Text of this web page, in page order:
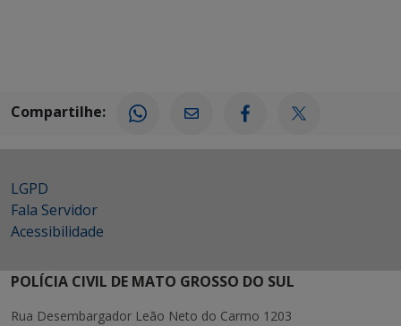
Compartilhe:
LGPD
Fala Servidor
Acessibilidade
POLÍCIA CIVIL DE MATO GROSSO DO SUL
Rua Desembargador Leão Neto do Carmo 1203